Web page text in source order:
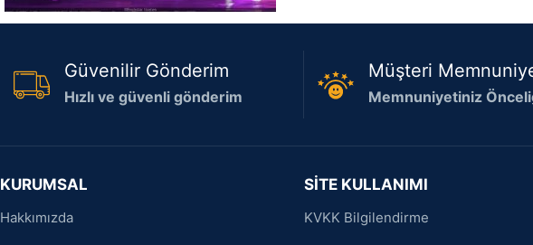
Güvenilir Gönderim
Hızlı ve güvenli gönderim
Müşteri
Memnuniyetiniz
KURUMSAL
Hakkımızda
SİTE KULLANIMI
KVKK Bilgilendirme